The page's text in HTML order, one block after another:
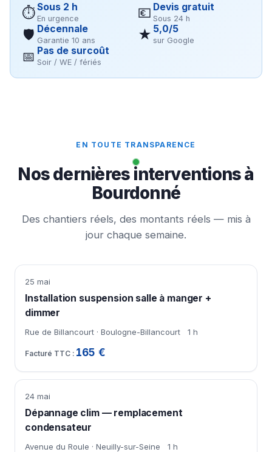
⏱Sous 2 h
En urgence 💶 Devis gratuit
Sous 24 h
🛡 Décennale
Garantie 10 ans ★ 5,0/5
sur Google
📅 Pas de surcoût
Soir / WE / fériés
EN TOUTE TRANSPARENCE
Nos dernières interventions à
Bourdonné
Des chantiers réels, des montants réels — mis à
jour chaque semaine.
25 mai
Installation suspension salle à manger +
dimmer
Rue de Billancourt · Boulogne-Billancourt 1 h
165 €
24 mai
Dépannage clim — remplacement
condensateur
Avenue du Roule · Neuilly-sur-Seine 1 h